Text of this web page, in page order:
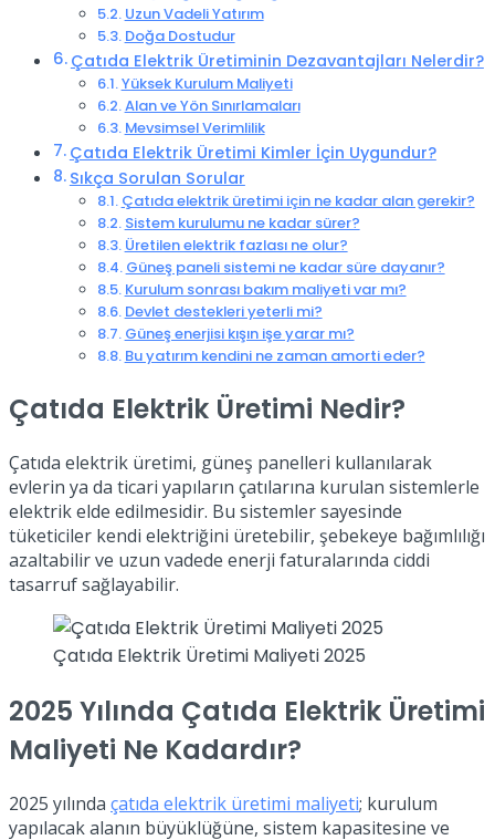
Uzun Vadeli Yatırım
Doğa Dostudur
Çatıda Elektrik Üretiminin Dezavantajları Nelerdir?
Yüksek Kurulum Maliyeti
Alan ve Yön Sınırlamaları
Mevsimsel Verimlilik
Çatıda Elektrik Üretimi Kimler İçin Uygundur?
Sıkça Sorulan Sorular
Çatıda elektrik üretimi için ne kadar alan gerekir?
Sistem kurulumu ne kadar sürer?
Üretilen elektrik fazlası ne olur?
Güneş paneli sistemi ne kadar süre dayanır?
Kurulum sonrası bakım maliyeti var mı?
Devlet destekleri yeterli mi?
Güneş enerjisi kışın işe yarar mı?
Bu yatırım kendini ne zaman amorti eder?
Çatıda Elektrik Üretimi Nedir?
Çatıda elektrik üretimi, güneş panelleri kullanılarak
evlerin ya da ticari yapıların çatılarına kurulan sistemlerle
elektrik elde edilmesidir. Bu sistemler sayesinde
tüketiciler kendi elektriğini üretebilir, şebekeye bağımlılığı
azaltabilir ve uzun vadede enerji faturalarında ciddi
tasarruf sağlayabilir.
Çatıda Elektrik Üretimi Maliyeti 2025
2025 Yılında Çatıda Elektrik Üretimi
Maliyeti Ne Kadardır?
2025 yılında çatıda elektrik üretimi maliyeti; kurulum
yapılacak alanın büyüklüğüne, sistem kapasitesine ve